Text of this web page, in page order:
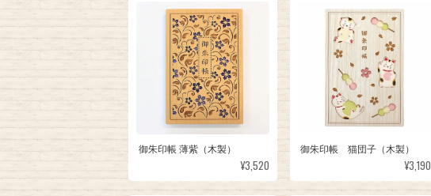
御朱印帳 薄紫（木製）
¥3,520
御朱印帳 猫団子（木製）
¥3,190